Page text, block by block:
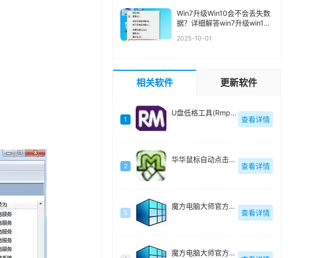
Win7升级Win10会不会丢失数
据？详细解答win7升级win10
2025-10-01
相关软件 更新软件
1
U盘低格工具(Rmprepusb)绿色中文
查看详情
2
华华鼠标自动点击器绿色去广告版
查看详情
3
魔方电脑大师官方最新版
查看详情
魔方电脑大师官方最新版